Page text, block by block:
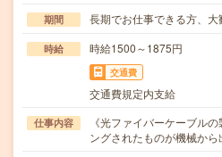
期間 長期でお仕事できる方、大
時給 時給1500～1875円
交通費
交通費規定内支給
仕事内容
《光ファイバーケーブル
ングされたものが機械か